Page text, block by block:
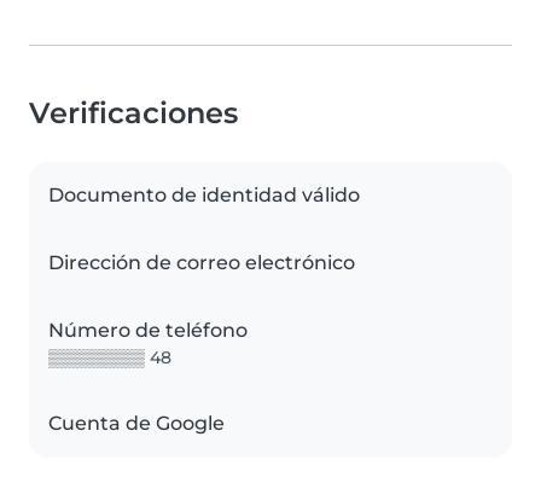
Verificaciones
Documento de identidad válido
Dirección de correo electrónico
Número de teléfono
▒▒▒▒▒▒▒▒ 48
Cuenta de Google